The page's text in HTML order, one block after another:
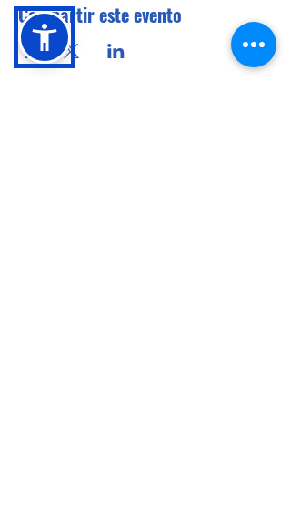
Compartir este evento